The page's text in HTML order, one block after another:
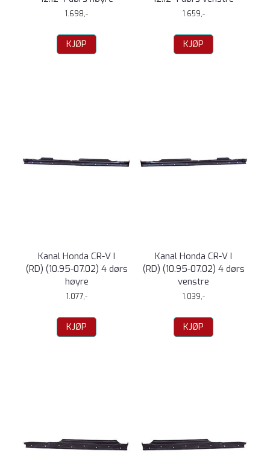
1.698,-
KJØP
1.659,-
KJØP
Kanal Honda CR-V I
(RD) (10.95-07.02) 4 dørs
høyre
1.077,-
KJØP
Kanal Honda CR-V I
(RD) (10.95-07.02) 4 dørs
venstre
1.039,-
KJØP